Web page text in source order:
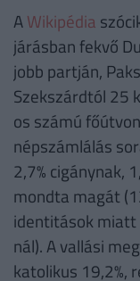
AWikipédia
járásban fekvő
jobb partján,
Szekszárdtól 25
os számú
népszámlálás
2,7% cigánynak,
mondta magát
identitások miatt
nál). A vallási
katolikus 19,2%,